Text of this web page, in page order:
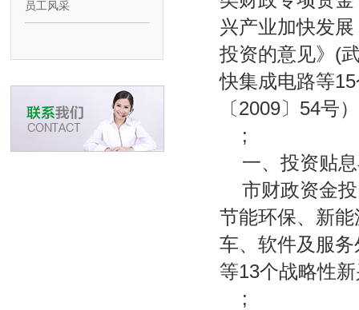
员工风采
兴产业加快发
投资的意见》(
快集成电路等
〔2009〕54号
;
一、投资贴
市财政资金
节能环保、新
车、软件及服
等13个战略性
;